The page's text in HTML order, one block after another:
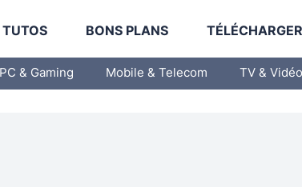
TUTOS BONS PLANS
PC & Gaming Mobile & Telecom TV & Vidéo